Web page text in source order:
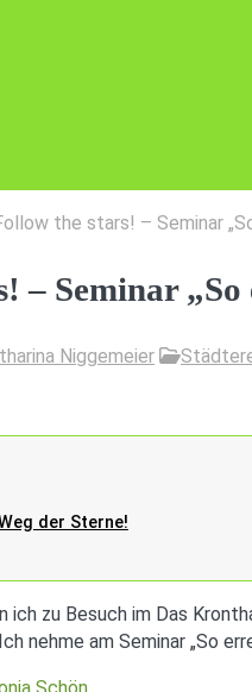
the stars! – Seminar
– Seminar
Niggemeier
der Sterne!
ich zu Besuch im Das
nehme am Seminar „So